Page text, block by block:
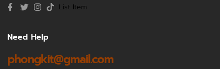
List Item
Need Help
phongkit@gmail.com